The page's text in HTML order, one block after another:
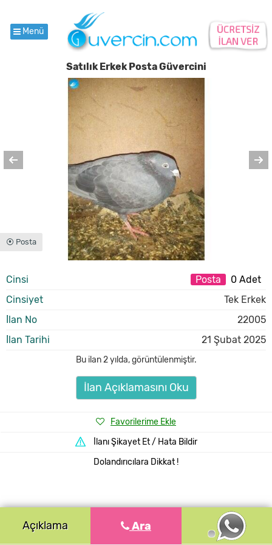
Menü
Satılık Erkek Posta Güvercini
⦿ Posta
Cinsi Posta
0 Adet
Cinsiyet
Tek Erkek
İlan No
22005
İlan Tarihi
21 Şubat 2025
Bu ilan2 yılda,görüntülenmiştir.
İlan Açıklamasını Oku
Favorilerime Ekle
İlanı Şikayet Et / Hata Bildir
Dolandırıcılara Dikkat !
Açıklama Ara